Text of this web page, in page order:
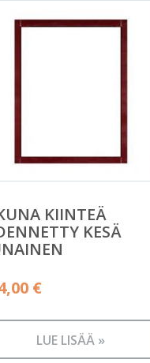
KIINTEÄ
KESÄ
€
LUE LISÄÄ »